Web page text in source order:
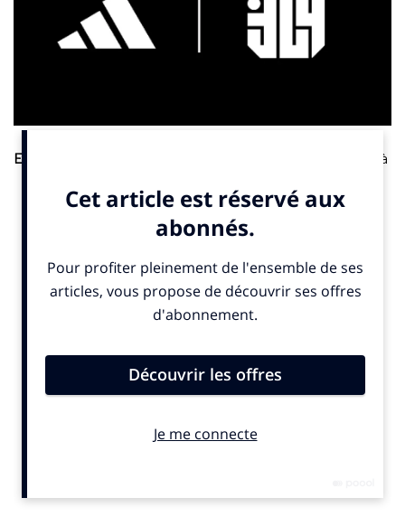
Equipementier
. Adidas a présenté le logo signature consacré à
espagnol, il combine ses initiales et le nombre 304, code
postal du quartier multiculturel de Rocafonda où il a grandi,
Ce logo signifie beaucoup pour moi, car il résume qui je
suis, d’où je viens et comment je joue», a déclaré l’attaquant
du FC Barcelone. Ce symbole s’inscrit dans la stratégie de la
jeunes talents, à l’image d’autres stars internationales.